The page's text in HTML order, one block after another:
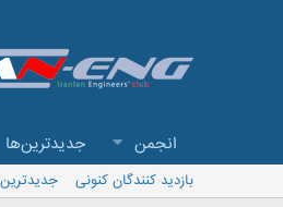
انجمن جدیدترین‌ها
بازدید کنندگان کنونی